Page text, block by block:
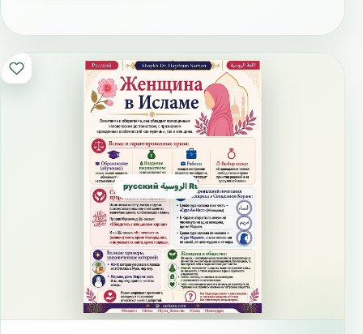
русский الروسية Russian